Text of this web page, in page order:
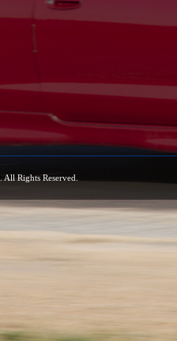
. All Rights Reserved.